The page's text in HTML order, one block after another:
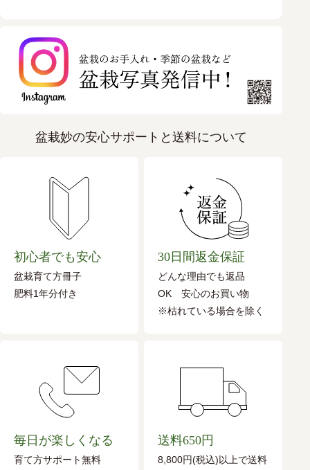
盆栽妙の安心サポートと送料について
初心者でも安心
盆栽育て方冊子
肥料1年分付き
30日間返金保証
どんな理由でも返品
OK 安心のお買い物
※枯れている場合を除く
毎日が楽しくなる
育て方サポート無料
送料650円
8,800円(税込)以上で送料